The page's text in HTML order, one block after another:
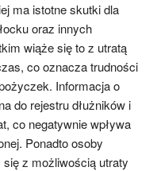
ma istotne skutki dla
oraz innych
wiąże się to z utratą
co oznacza trudności
Informacja o
do rejestru dłużników i
co negatywnie wpływa
Ponadto osoby
z możliwością utraty